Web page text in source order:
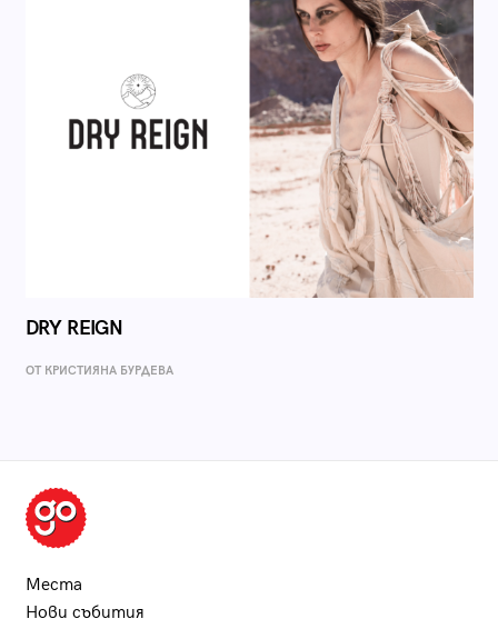
DRY REIGN
ОТ КРИСТИЯНА БУРДЕВА
Места
Нови събития